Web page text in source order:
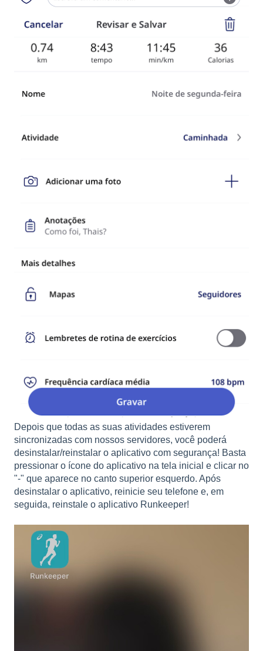
Depois que todas as suas atividades estiverem
sincronizadas com nossos servidores, você poderá
desinstalar/reinstalar o aplicativo com segurança! Basta
pressionar o ícone do aplicativo na tela inicial e clicar no
"-" que aparece no canto superior esquerdo. Após
desinstalar o aplicativo, reinicie seu telefone e, em
seguida, reinstale o aplicativo Runkeeper!